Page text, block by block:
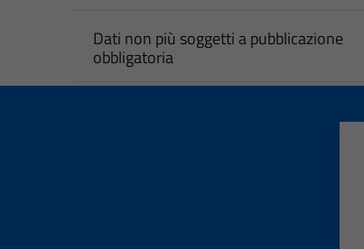
Dati non più soggetti a pubblicazione
obbligatoria